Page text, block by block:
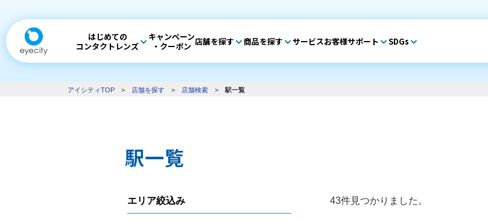
はじめての
コンタクトレンズ
キャンペーン
・クーポン 店舗を探す 商品を探す サービスお客様サポート SDGs
アイシティTOP > 店舗を探す > 店舗検索 > 駅一覧
駅一覧
エリア絞込み 43件見つかりました。